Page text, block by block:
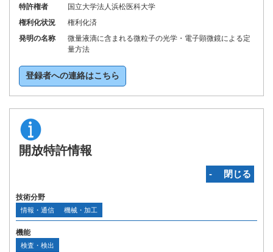
特許権者
国立大学法人浜松医科大学
権利化状況
権利化済
発明の名称
微量液滴に含まれる微粒子の光学・電子顕微鏡による定
量方法
登録者への連絡はこちら
開放特許情報
‐ 閉じる
技術分野
情報・通信 機械・加工
機能
検査・検出